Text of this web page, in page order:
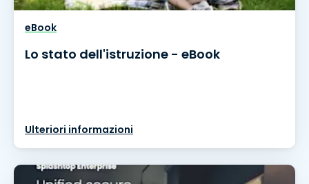
eBook
Lo stato dell'istruzione - eBook
Ulteriori informazioni